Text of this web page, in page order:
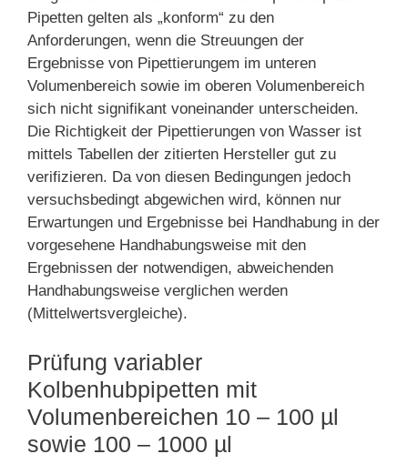
Pipetten gelten als „konform“ zu den
Anforderungen, wenn die Streuungen der
Ergebnisse von Pipettierungem im unteren
Volumenbereich sowie im oberen Volumenbereich
sich nicht signifikant voneinander unterscheiden.
Die Richtigkeit der Pipettierungen von Wasser ist
mittels Tabellen der zitierten Hersteller gut zu
verifizieren. Da von diesen Bedingungen jedoch
versuchsbedingt abgewichen wird, können nur
Erwartungen und Ergebnisse bei Handhabung in der
vorgesehene Handhabungsweise mit den
Ergebnissen der notwendigen, abweichenden
Handhabungsweise verglichen werden
(Mittelwertsvergleiche).
Prüfung variabler
Kolbenhubpipetten mit
Volumenbereichen 10 – 100 µl
sowie 100 – 1000 µl